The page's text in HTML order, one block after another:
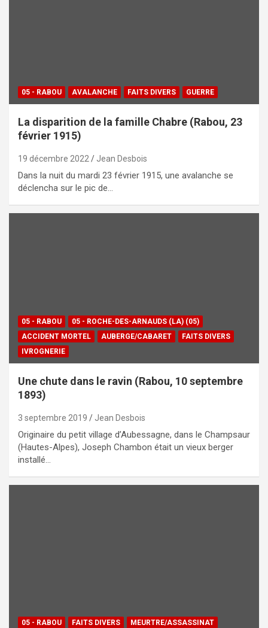
05 - RABOU AVALANCHE FAITS DIVERS GUERRE
La disparition de la famille Chabre (Rabou, 23
février 1915)
19 décembre 2022 Jean Desbois
Dans la nuit du mardi 23 février 1915, une avalanche se
déclencha sur le pic de…
05 - RABOU
05 - ROCHE-DES-ARNAUDS (LA) (05)
ACCIDENT MORTEL
AUBERGE/CABARET
FAITS DIVERS
IVROGNERIE
Une chute dans le ravin (Rabou, 10 septembre
1893)
3 septembre 2019 Jean Desbois
Originaire du petit village d’Aubessagne, dans le Champsaur
(Hautes-Alpes), Joseph Chambon était un vieux berger
installé…
05 - RABOU FAITS DIVERS MEURTRE/ASSASSINAT